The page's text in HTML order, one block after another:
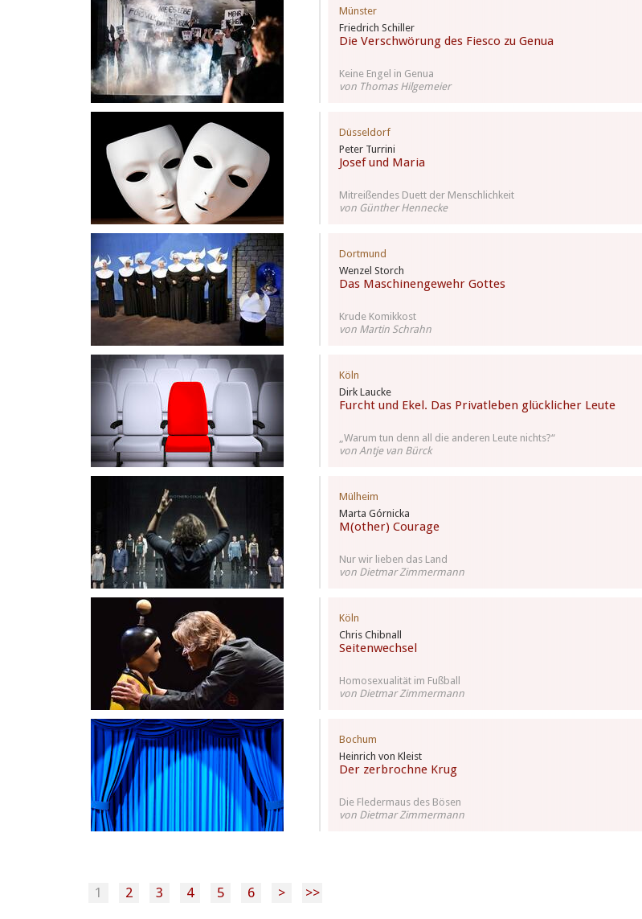
Friedrich Schiller
Die Verschwörung des Fiesco zu Genua
Münster
Keine Engel in Genua
von Thomas Hilgemeier
Peter Turrini
Josef und Maria
Düsseldorf
Mitreißendes Duett der Menschlichkeit
von Günther Hennecke
Wenzel Storch
Das Maschinengewehr Gottes
Dortmund
Krude Komikkost
von Martin Schrahn
Dirk Laucke
Furcht und Ekel. Das Privatleben glücklicher Leute
Köln
„Warum tun denn all die anderen Leute nichts?“
von Antje van Bürck
Marta Górnicka
M(other) Courage
Mülheim
Nur wir lieben das Land
von Dietmar Zimmermann
Chris Chibnall
Seitenwechsel
Köln
Homosexualität im Fußball
von Dietmar Zimmermann
Heinrich von Kleist
Der zerbrochne Krug
Bochum
Die Fledermaus des Bösen
von Dietmar Zimmermann
1 2 3 4 5 6 > >>